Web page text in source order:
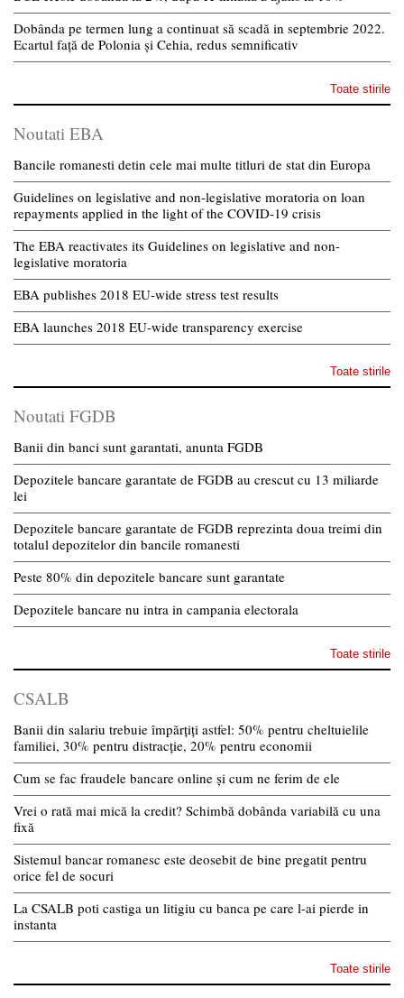
Dobânda pe termen lung a continuat să scadă in septembrie 2022.
Ecartul față de Polonia și Cehia, redus semnificativ
Toate stirile
Noutati EBA
Bancile romanesti detin cele mai multe titluri de stat din Europa
Guidelines on legislative and non-legislative moratoria on loan
repayments applied in the light of the COVID-19 crisis
The EBA reactivates its Guidelines on legislative and non-
legislative moratoria
EBA publishes 2018 EU-wide stress test results
EBA launches 2018 EU-wide transparency exercise
Toate stirile
Noutati FGDB
Banii din banci sunt garantati, anunta FGDB
Depozitele bancare garantate de FGDB au crescut cu 13 miliarde
lei
Depozitele bancare garantate de FGDB reprezinta doua treimi din
totalul depozitelor din bancile romanesti
Peste 80% din depozitele bancare sunt garantate
Depozitele bancare nu intra in campania electorala
Toate stirile
CSALB
Banii din salariu trebuie împărțiți astfel: 50% pentru cheltuielile
familiei, 30% pentru distracție, 20% pentru economii
Cum se fac fraudele bancare online și cum ne ferim de ele
Vrei o rată mai mică la credit? Schimbă dobânda variabilă cu una
fixă
Sistemul bancar romanesc este deosebit de bine pregatit pentru
orice fel de socuri
La CSALB poti castiga un litigiu cu banca pe care l-ai pierde in
instanta
Toate stirile